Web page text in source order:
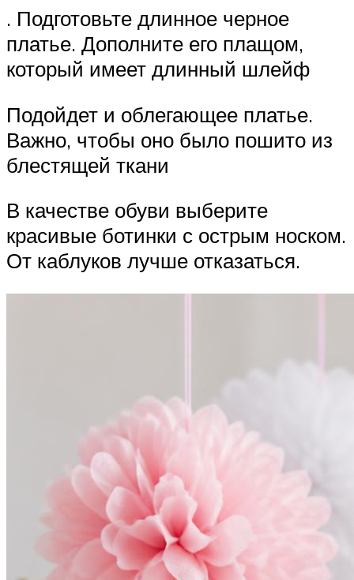
. Подготовьте длинное черное
платье. Дополните его плащом,
который имеет длинный шлейф
Подойдет и облегающее платье.
Важно, чтобы оно было пошито из
блестящей ткани
В качестве обуви выберите
красивые ботинки с острым носком.
От каблуков лучше отказаться.